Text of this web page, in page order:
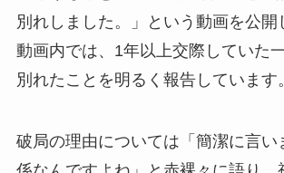
別れしました。」という動画を公開
動画内では、1年以上交際していた
別れたことを明るく報告しています。
破局の理由については「簡潔に言い